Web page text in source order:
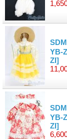
YB-
ZI]
YB-
ZI]